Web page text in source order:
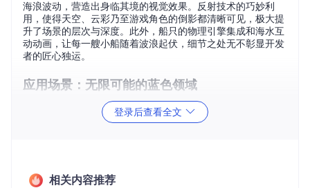
海浪波动，营造出身临其境的视觉效果。反射技术的巧妙利
用，使得天空、云彩乃至游戏角色的倒影都清晰可见，极大提
升了场景的层次与深度。此外，船只的物理引擎集成和海水互
动动画，让每一艘小船随着波浪起伏，细节之处无不彰显开发
者的匠心独运。
应用场景：无限可能的蓝色领域
从海盗主题的角色扮演游戏，到海洋生态保护的教育软件，甚
至是海边度假村的虚拟游览，这个资源包都是不可多得的神
每一个用户体验的深度沉浸感。
登录后查看全文
相关内容推荐